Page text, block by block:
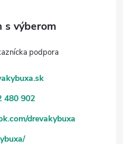
480 902
drevakybuxa